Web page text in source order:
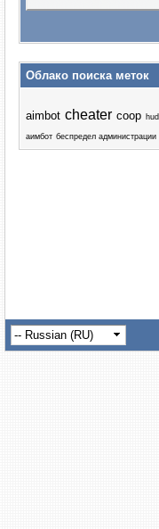
Облако поиска меток
aimbot cheater coop hud
аимбот беспредел администрации